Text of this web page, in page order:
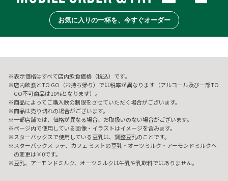
お気に入りの一杯を、今すぐオーダー
表示価格はすべて店内飲食価格（税込）です。
店内飲食とTO GO（お持ち帰り）では税率が異なります（アルコール及び一部TO
GO不可商品は10%となります）。
商品によってご購入数の制限をさせていただく場合がございます。
商品は売り切れの場合がございます。
一部店舗では、価格が異なる場合、お取扱いのない場合がございます。
ページ内で使用している画像・イラストはイメージを含みます。
スターバックスで使用している豆乳は、調整豆乳のことです。
スターバックス ラテ、カフェ ミストの豆乳・オーツミルク・アーモンドミルクへ
の変更は￥0です。
豆乳、アーモンドミルク、オーツミルクは牛乳や乳飲料ではありません。